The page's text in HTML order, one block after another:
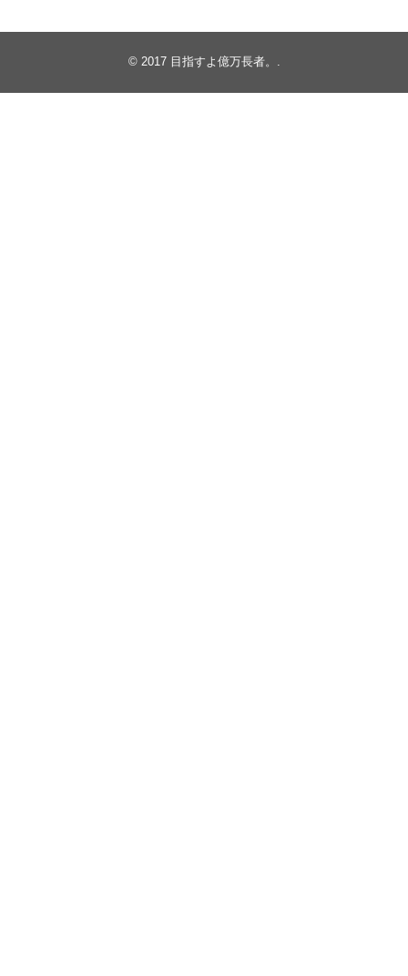
© 2017 目指すよ億万長者。 .